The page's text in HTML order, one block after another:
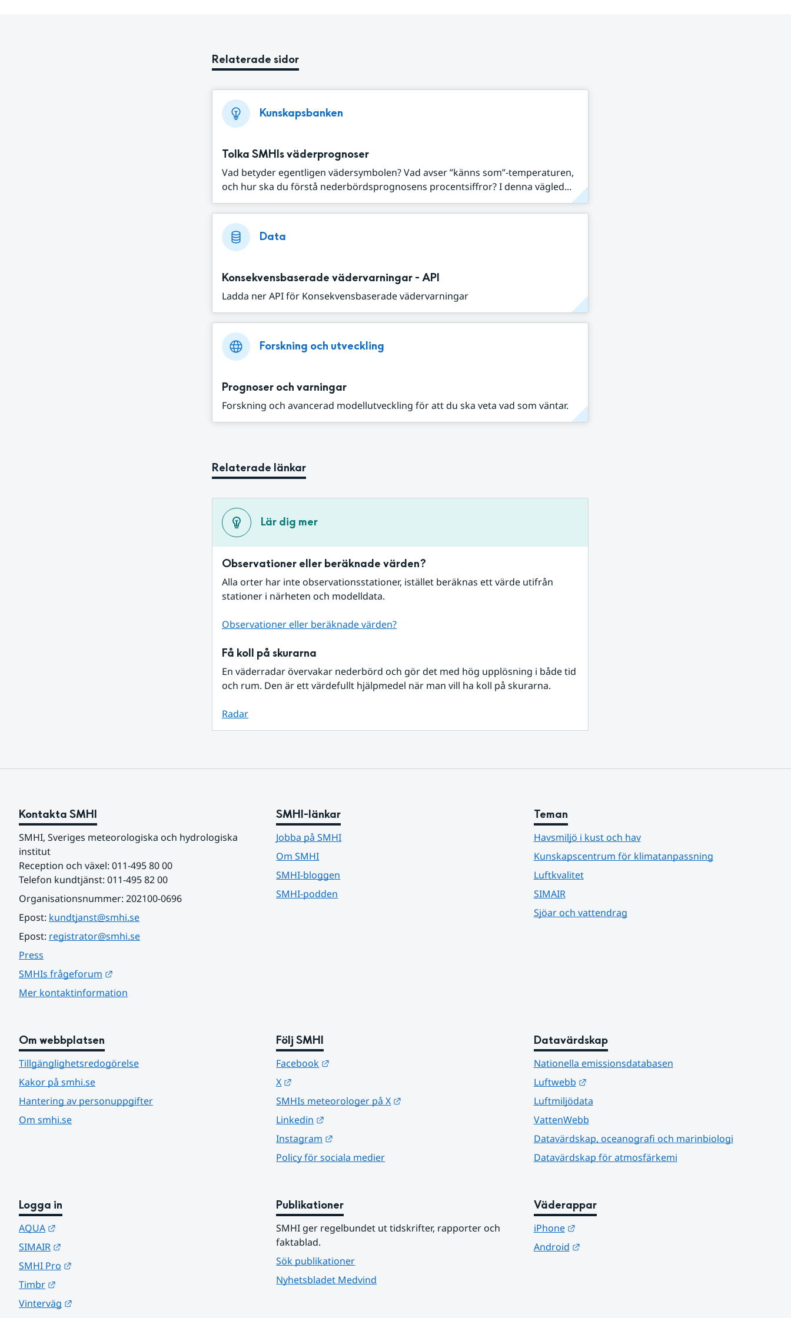
Relaterade sidor
Kunskapsbanken
Tolka SMHIs väderprognoser
Vad betyder egentligen vädersymbolen? Vad avser ”känns som”-temperaturen,
och hur ska du förstå nederbördsprognosens procentsiffror? I denna vägled...
Data
Konsekvensbaserade vädervarningar - API
Ladda ner API för Konsekvensbaserade vädervarningar
Forskning och utveckling
Prognoser och varningar
Forskning och avancerad modellutveckling för att du ska veta vad som väntar.
Relaterade länkar
Lär dig mer
Observationer eller beräknade värden?
Alla orter har inte observationsstationer, istället beräknas ett värde utifrån
stationer i närheten och modelldata.
Observationer eller beräknade värden?
Få koll på skurarna
En väderradar övervakar nederbörd och gör det med hög upplösning i både tid
och rum. Den är ett värdefullt hjälpmedel när man vill ha koll på skurarna.
Radar
Kontakta SMHI
SMHI, Sveriges meteorologiska och hydrologiska
institut
Reception och växel: 011-495 80 00
Telefon kundtjänst: 011-495 82 00
Organisationsnummer: 202100-0696
Epost: kundtjanst@smhi.se
Epost: registrator@smhi.se
Press
SMHIs frågeforum
Mer kontaktinformation
SMHI-länkar
Jobba på SMHI
Om SMHI
SMHI-bloggen
SMHI-podden
Teman
Havsmiljö i kust och hav
Kunskapscentrum för klimatanpassning
Luftkvalitet
SIMAIR
Sjöar och vattendrag
Om webbplatsen
Tillgänglighetsredogörelse
Kakor på smhi.se
Hantering av personuppgifter
Om smhi.se
Följ SMHI
Facebook
X
SMHIs meteorologer på X
Linkedin
Instagram
Policy för sociala medier
Datavärdskap
Nationella emissionsdatabasen
Luftwebb
Länk till annan webbplats.
Luftmiljödata
VattenWebb
Datavärdskap, oceanografi och marinbiologi
Datavärdskap för atmosfärkemi
Logga in
AQUA
SIMAIR
SMHI Pro
Timbr
Vinterväg
Publikationer
SMHI ger regelbundet ut tidskrifter, rapporter och
faktablad.
Sök publikationer
Nyhetsbladet Medvind
Väderappar
iPhone
Länk till annan webbplats.
Android
Länk till annan webbplats.